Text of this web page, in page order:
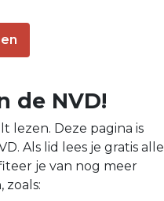
de NVD!
lezen. Deze pagina is
Als lid lees je gratis alle
je van nog meer
zoals: